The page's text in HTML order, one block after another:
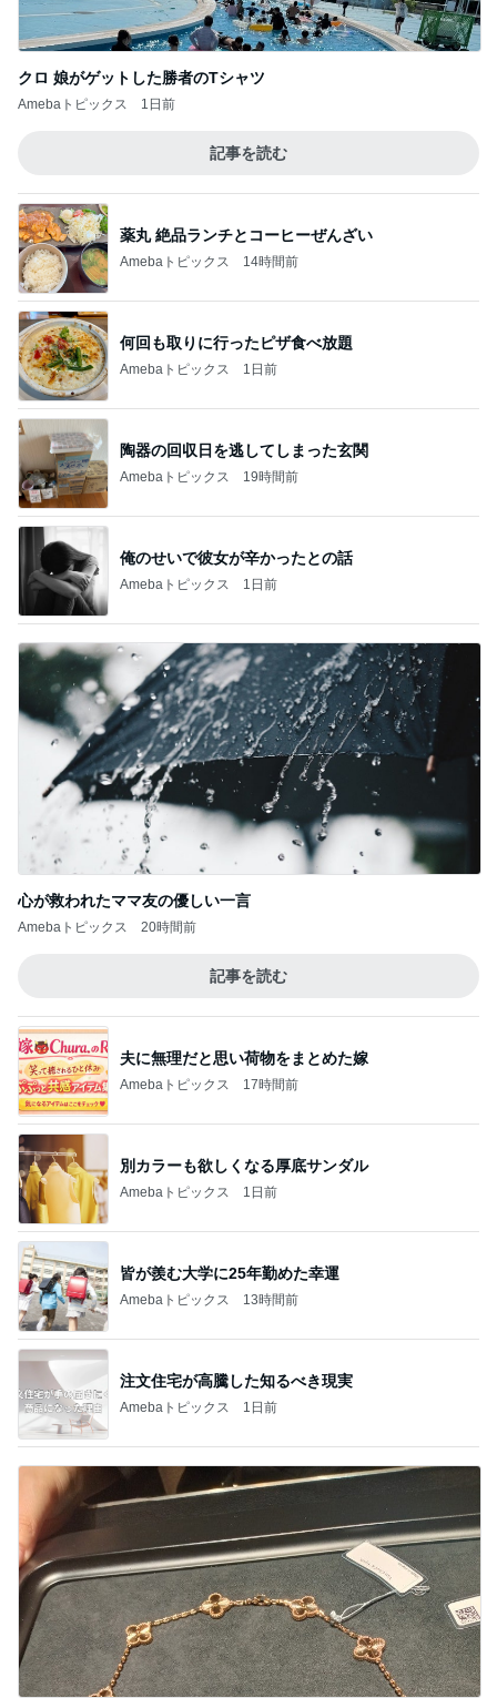
クロ 娘がゲットした勝者のTシャツ
Amebaトピックス 1日前
記事を読む
薬丸 絶品ランチとコーヒーぜんざい
Amebaトピックス 14時間前
何回も取りに行ったピザ食べ放題
Amebaトピックス 1日前
陶器の回収日を逃してしまった玄関
Amebaトピックス 19時間前
俺のせいで彼女が辛かったとの話
Amebaトピックス 1日前
心が救われたママ友の優しい一言
Amebaトピックス 20時間前
記事を読む
夫に無理だと思い荷物をまとめた嫁
Amebaトピックス 17時間前
別カラーも欲しくなる厚底サンダル
Amebaトピックス 1日前
皆が羨む大学に25年勤めた幸運
Amebaトピックス 13時間前
注文住宅が高騰した知るべき現実
Amebaトピックス 1日前